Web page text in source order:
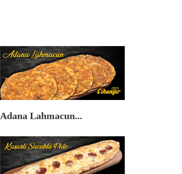
Adana Lahmacun...